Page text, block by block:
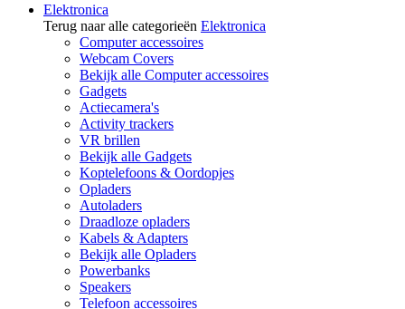
Elektronica
Terug naar alle categorieën Elektronica
Computer accessoires
Webcam Covers
Bekijk alle Computer accessoires
Gadgets
Actiecamera's
Activity trackers
VR brillen
Bekijk alle Gadgets
Koptelefoons & Oordopjes
Opladers
Autoladers
Draadloze opladers
Kabels & Adapters
Bekijk alle Opladers
Powerbanks
Speakers
Telefoon accessoires